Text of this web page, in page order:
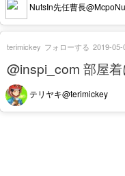
NutsIn先任曹長
@inspi_com 部屋着
テリヤキ@terimickey
terimickey フォローする 2019-05-